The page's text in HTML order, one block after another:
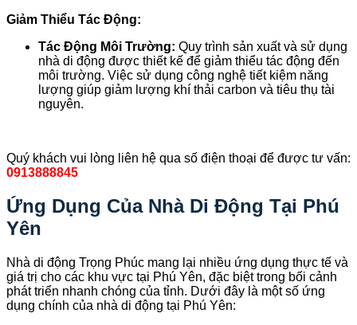
Giảm Thiểu Tác Động:
Tác Động Môi Trường: Quy trình sản xuất và sử dụng
nhà di động được thiết kế để giảm thiểu tác động đến
môi trường. Việc sử dụng công nghệ tiết kiệm năng
lượng giúp giảm lượng khí thải carbon và tiêu thụ tài
nguyên.
Quý khách vui lòng liên hệ qua số điện thoại để được tư vấn:
0913888845
Ứng Dụng Của Nhà Di Động Tại Phú
Yên
Nhà di động Trọng Phúc mang lại nhiều ứng dụng thực tế và
giá trị cho các khu vực tại Phú Yên, đặc biệt trong bối cảnh
phát triển nhanh chóng của tỉnh. Dưới đây là một số ứng
dụng chính của nhà di động tại Phú Yên: